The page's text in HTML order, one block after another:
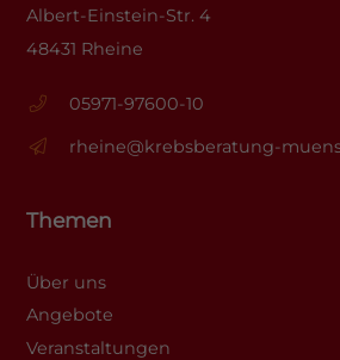
Albert-Einstein-Str. 4
48431 Rheine
05971-97600-10
rheine@krebsberatung-
Themen
Über uns
Angebote
Veranstaltungen